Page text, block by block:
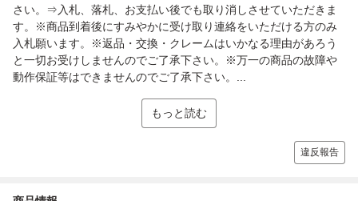
さい。⇒入札、落札、お支払い後でも取り消しさせていただきま
す。※商品到着後にすみやかに受け取り連絡をいただける方のみ
入札願います。※返品・交換・クレームはいかなる理由があろう
と一切お受けしませんのでご了承下さい。※万一の商品の故障や
動作保証等はできませんのでご了承下さい。...
もっと読む
違反報告